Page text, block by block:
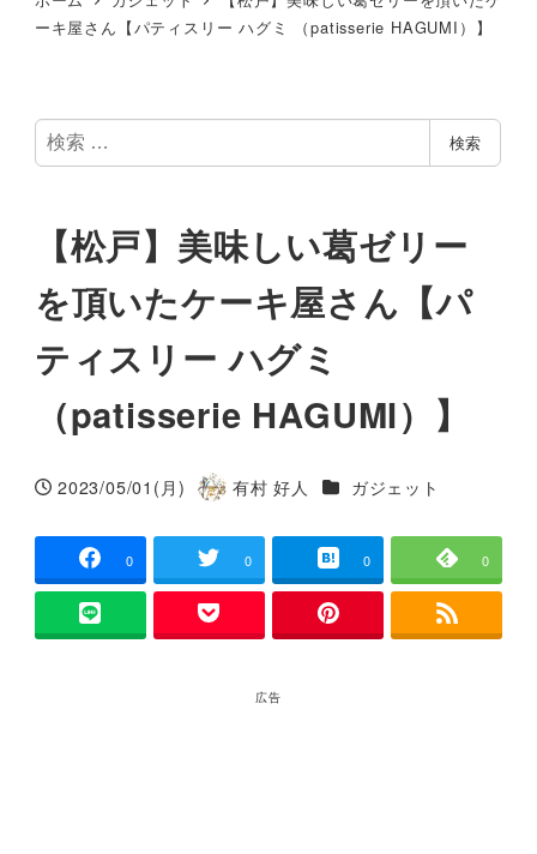
ーキ屋さん【パティスリー ハグミ （patisserie HAGUMI）】
検
索
検索
【松戸】美味しい葛ゼリー
を頂いたケーキ屋さん【パ
ティスリー ハグミ
（patisserie HAGUMI）】
投稿日
2023/05/01(月)
著
有村 好人 カテゴリー
ガジェット
0 0 0 0
広告